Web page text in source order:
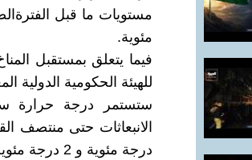
مئوية.
فيما يتعلق بمستقبل
للهيئة الحكومية الدولية
ستستمر درجة حرارة
درجة مئوية